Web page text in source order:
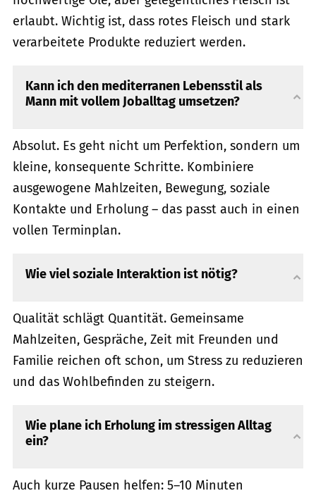
erlaubt. Wichtig ist, dass rotes Fleisch und stark
verarbeitete Produkte reduziert werden.
Kann ich den mediterranen Lebensstil als
Mann mit vollem Joballtag umsetzen?
Absolut. Es geht nicht um Perfektion, sondern um
kleine, konsequente Schritte. Kombiniere
ausgewogene Mahlzeiten, Bewegung, soziale
Kontakte und Erholung – das passt auch in einen
vollen Terminplan.
Wie viel soziale Interaktion ist nötig?
Qualität schlägt Quantität. Gemeinsame
Mahlzeiten, Gespräche, Zeit mit Freunden und
Familie reichen oft schon, um Stress zu reduzieren
und das Wohlbefinden zu steigern.
Wie plane ich Erholung im stressigen Alltag
ein?
Auch kurze Pausen helfen: 5–10 Minuten